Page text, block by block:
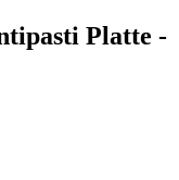
Platte -